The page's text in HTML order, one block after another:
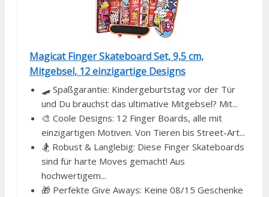
Magicat Finger Skateboard Set, 9,5 cm,
Mitgebsel, 12 einzigartige Designs
🛹 Spaßgarantie: Kindergeburtstag vor der Tür
und Du brauchst das ultimative Mitgebsel? Mit...
🎨 Coole Designs: 12 Finger Boards, alle mit
einzigartigen Motiven. Von Tieren bis Street-Art...
🏂 Robust & Langlebig: Diese Finger Skateboards
sind für harte Moves gemacht! Aus
hochwertigem...
🎁 Perfekte Give Aways: Keine 08/15 Geschenke